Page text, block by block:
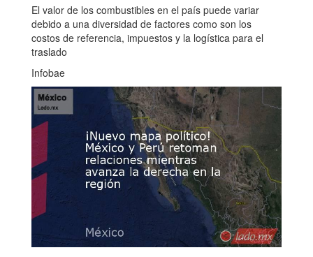
El valor de los combustibles en el país puede variar
debido a una diversidad de factores como son los
costos de referencia, impuestos y la logística para el
traslado
Infobae